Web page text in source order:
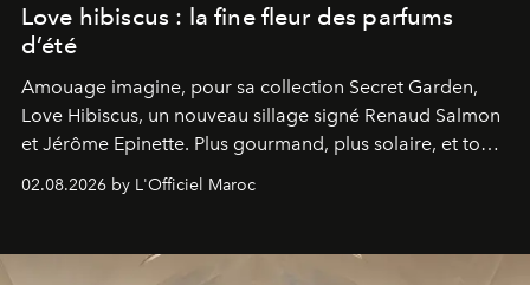
Love hibiscus : la fine fleur des parfums
d’été
Amouage imagine, pour sa collection Secret Garden,
Love Hibiscus, un nouveau sillage signé Renaud Salmon
et Jérôme Epinette. Plus gourmand, plus solaire, et tout
02.08.2026 by L'Officiel Maroc